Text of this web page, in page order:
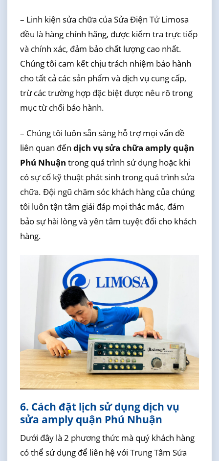
– Linh kiện sửa chữa của Sửa Điện Tử Limosa
đều là hàng chính hãng, được kiểm tra trực tiếp
và chính xác, đảm bảo chất lượng cao nhất.
Chúng tôi cam kết chịu trách nhiệm bảo hành
cho tất cả các sản phẩm và dịch vụ cung cấp,
trừ các trường hợp đặc biệt được nêu rõ trong
mục từ chối bảo hành.
– Chúng tôi luôn sẵn sàng hỗ trợ mọi vấn đề
liên quan đến dịch vụ sửa chữa amply quận
Phú Nhuận trong quá trình sử dụng hoặc khi
có sự cố kỹ thuật phát sinh trong quá trình sửa
chữa. Đội ngũ chăm sóc khách hàng của chúng
tôi luôn tận tâm giải đáp mọi thắc mắc, đảm
bảo sự hài lòng và yên tâm tuyệt đối cho khách
hàng.
6. Cách đặt lịch sử dụng dịch vụ
sửa amply quận Phú Nhuận
Dưới đây là 2 phương thức mà quý khách hàng
có thể sử dụng để liên hệ với Trung Tâm Sửa